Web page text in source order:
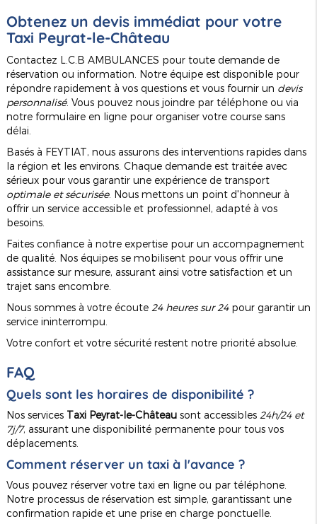
Obtenez un devis immédiat pour votre
Taxi Peyrat-le-Château
Contactez L.C.B AMBULANCES pour toute demande de
réservation ou information. Notre équipe est disponible pour
répondre rapidement à vos questions et vous fournir un devis
personnalisé. Vous pouvez nous joindre par téléphone ou via
notre formulaire en ligne pour organiser votre course sans
délai.
Basés à FEYTIAT, nous assurons des interventions rapides dans
la région et les environs. Chaque demande est traitée avec
sérieux pour vous garantir une expérience de transport
optimale et sécurisée. Nous mettons un point d'honneur à
offrir un service accessible et professionnel, adapté à vos
besoins.
Faites confiance à notre expertise pour un accompagnement
de qualité. Nos équipes se mobilisent pour vous offrir une
assistance sur mesure, assurant ainsi votre satisfaction et un
trajet sans encombre.
Nous sommes à votre écoute 24 heures sur 24pour garantir un
service ininterrompu.
Votre confort et votre sécurité restent notre priorité absolue.
FAQ
Quels sont les horaires de disponibilité ?
Nos services Taxi Peyrat-le-Châteausont accessibles 24h/24 et
7j/7, assurant une disponibilité permanente pour tous vos
déplacements.
Comment réserver un taxi à l'avance ?
Vous pouvez réserver votre taxi en ligne ou par téléphone.
Notre processus de réservation est simple, garantissant une
confirmation rapide et une prise en charge ponctuelle.